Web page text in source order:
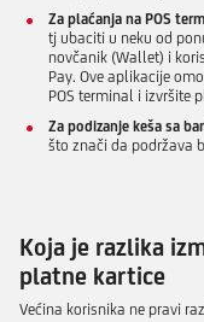
Za plaćanja na POS
tj ubaciti u neku od
novčanik (Wallet) i
Pay. Ove aplikacije
POS terminal i izvršite
Za podizanje keša sa
što znači da podržava
Koja je razlika
platne kartice
Većina korisnika ne pravi